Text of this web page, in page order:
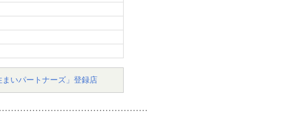
いパートナーズ」登録店